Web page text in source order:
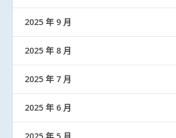
2025 年 9 月
2025 年 8 月
2025 年 7 月
2025 年 6 月